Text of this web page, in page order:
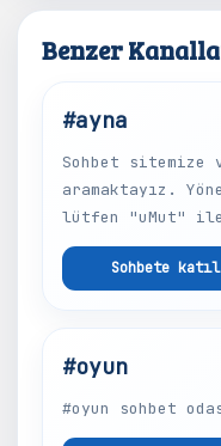
Benzer
#ayna
Sohbet sitemize
aramaktayız.
lütfen "uMut"
Sohbete katıl
#oyun
#oyun sohbet